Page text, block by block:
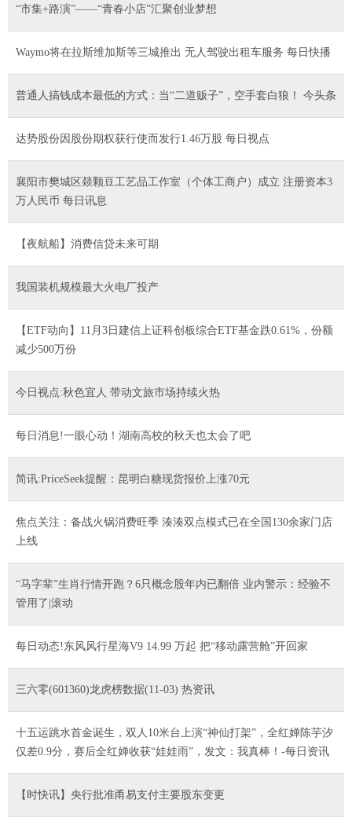
“市集+路演”——“青春小店”汇聚创业梦想
Waymo将在拉斯维加斯等三城推出 无人驾驶出租车服务 每日快播
普通人搞钱成本最低的方式：当“二道贩子”，空手套白狼！ 今头条
达势股份因股份期权获行使而发行1.46万股 每日视点
襄阳市樊城区燚颗豆工艺品工作室（个体工商户）成立 注册资本3
万人民币 每日讯息
【夜航船】消费信贷未来可期
我国装机规模最大火电厂投产
【ETF动向】11月3日建信上证科创板综合ETF基金跌0.61%，份额
减少500万份
今日视点:秋色宜人 带动文旅市场持续火热
每日消息!一眼心动！湖南高校的秋天也太会了吧
简讯:PriceSeek提醒：昆明白糖现货报价上涨70元
焦点关注：备战火锅消费旺季 湊湊双点模式已在全国130余家门店
上线
“马字辈”生肖行情开跑？6只概念股年内已翻倍 业内警示：经验不
管用了|滚动
每日动态!东风风行星海V9 14.99 万起 把“移动露营舱”开回家
三六零(601360)龙虎榜数据(11-03) 热资讯
十五运跳水首金诞生，双人10米台上演“神仙打架”，全红婵陈芋汐
仅差0.9分，赛后全红婵收获“娃娃雨”，发文：我真棒！-每日资讯
【时快讯】央行批准甬易支付主要股东变更